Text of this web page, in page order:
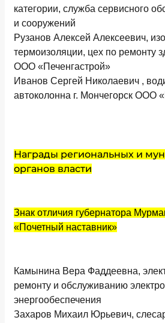
категории, служба сервисного
и сооружений
Рузанов Алексей Алексеевич,
термоизоляции, цех по ремонту
ООО «Печенгастрой»
Иванов Сергей Николаевич ,
автоколонна г. Мончегорск ООО
Награды региональных и
органов власти
Знак отличия губернатора
«Почетный наставник»
Камынина Вера Фаддеевна,
ремонту и обслуживанию
энергообеспечения
Захаров Михаил Юрьевич,